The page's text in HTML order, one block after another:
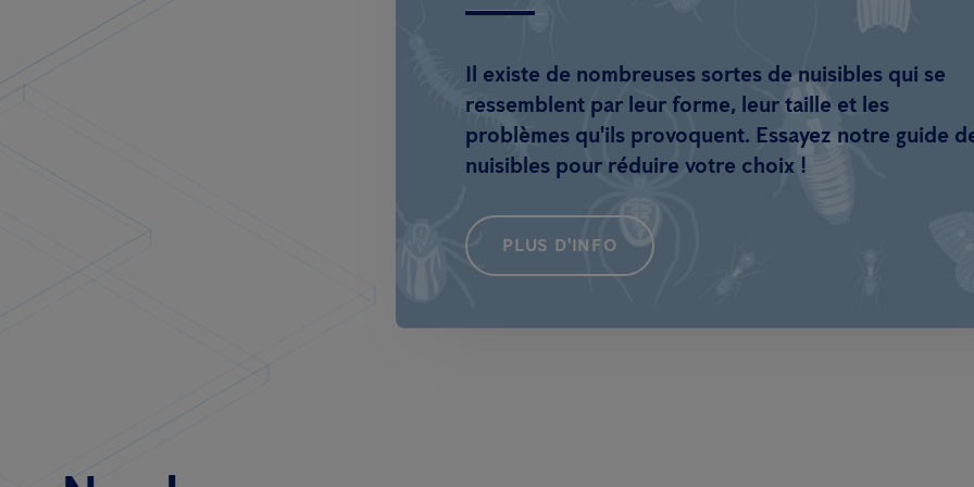
Il existe de nombreuses sortes de nuisibles qui se
ressemblent par leur forme, leur taille et les
problèmes qu'ils provoquent. Essayez notre guide
nuisibles pour réduire votre choix !
PLUS D'INFO